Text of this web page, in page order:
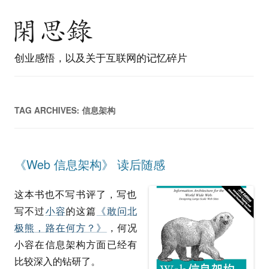
创业感悟，以及关于互联网的记忆碎片
TAG ARCHIVES: 信息架构
《Web 信息架构》 读后随感
这本书也不写书评了，写也
写不过小容的这篇 《敢问北
极熊，路在何方？》
，何况
小容在信息架构方面已经有
比较深入的钻研了。